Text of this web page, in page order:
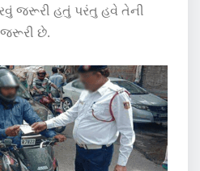
જરૂરી હતું પરંતુ હવે તેની
છે.